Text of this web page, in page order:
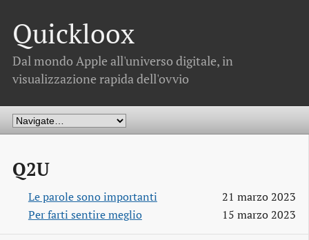
Quickloox
Dal mondo Apple all'universo digitale, in
visualizzazione rapida dell'ovvio
Q2U
Le parole sono importanti
21 marzo 2023
Per farti sentire meglio
15 marzo 2023